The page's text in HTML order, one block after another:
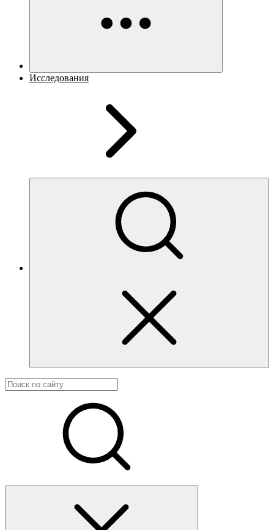
Исследования